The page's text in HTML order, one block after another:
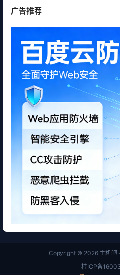
广告推荐
Copyright © 2026 主机吧
桂ICP备